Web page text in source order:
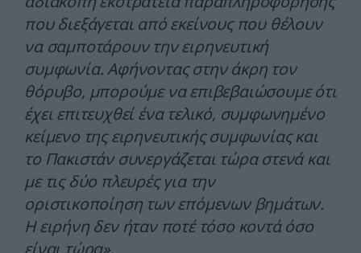
που διεξάγεται από εκείνους που θέλουν
να σαμποτάρουν την ειρηνευτική
συμφωνία. Αφήνοντας στην άκρη τον
θόρυβο, μπορούμε να επιβεβαιώσουμε ότι
έχει επιτευχθεί ένα τελικό, συμφωνημένο
κείμενο της ειρηνευτικής συμφωνίας και
το Πακιστάν συνεργάζεται τώρα στενά και
με τις δύο πλευρές για την
οριστικοποίηση των επόμενων βημάτων.
Η ειρήνη δεν ήταν ποτέ τόσο κοντά όσο